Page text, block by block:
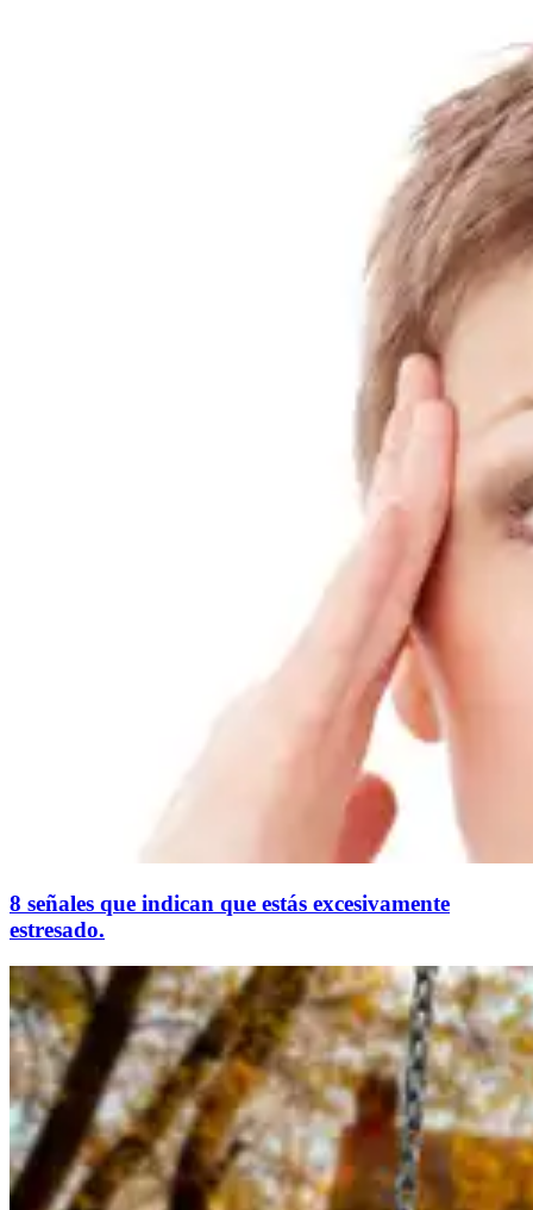
8 señales que indican que estás excesivamente
estresado.